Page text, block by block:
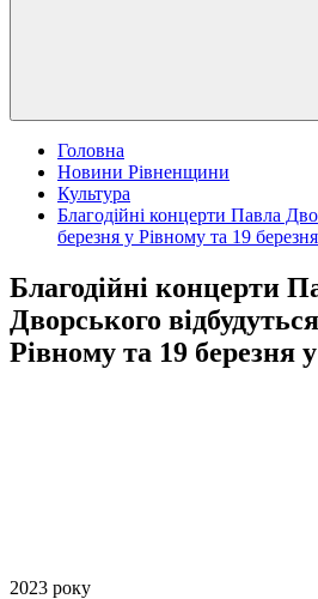
Головна
Новини Рівненщини
Культура
Благодійні концерти Павла
березня у Рівному та 19
Благодійні концерти
Дворського
Рівному та 19 березня
2023 року